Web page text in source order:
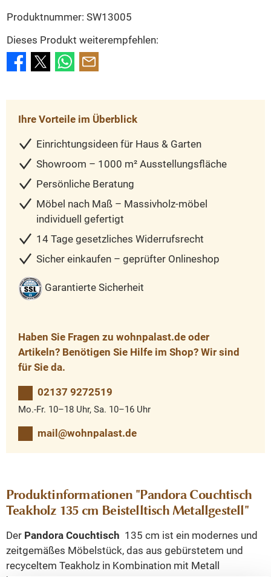
Produktnummer: SW13005
Dieses Produkt weiterempfehlen:
Ihre Vorteile im Überblick
Einrichtungsideen für Haus & Garten
Showroom – 1000 m² Ausstellungsfläche
Persönliche Beratung
Möbel nach Maß – Massivholz-möbel
individuell gefertigt
14 Tage gesetzliches Widerrufsrecht
Sicher einkaufen – geprüfter Onlineshop
Garantierte Sicherheit
Haben Sie Fragen zu wohnpalast.de oder
Artikeln? Benötigen Sie Hilfe im Shop? Wir sind
für Sie da.
02137 9272519
Mo.-Fr. 10–18 Uhr, Sa. 10–16 Uhr
mail@wohnpalast.de
Produktinformationen "Pandora Couchtisch
Teakholz 135 cm Beistelltisch Metallgestell"
Der Pandora Couchtisch 135 cm ist ein modernes und
zeitgemäßes Möbelstück, das aus gebürstetem und
recyceltem Teakholz in Kombination mit Metall